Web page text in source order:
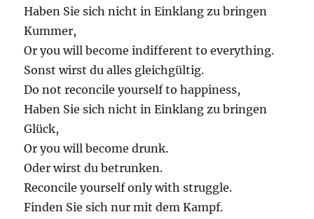
Haben Sie sich nicht in Einklang zu bringen
Kummer,
Or you will become indifferent to everything.
Sonst wirst du alles gleichgültig.
Do not reconcile yourself to happiness,
Haben Sie sich nicht in Einklang zu bringen
Glück,
Or you will become drunk.
Oder wirst du betrunken.
Reconcile yourself only with struggle.
Finden Sie sich nur mit dem Kampf.